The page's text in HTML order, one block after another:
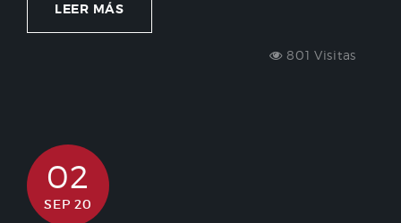
LEER MÁS
801 Visitas
02
SEP 20